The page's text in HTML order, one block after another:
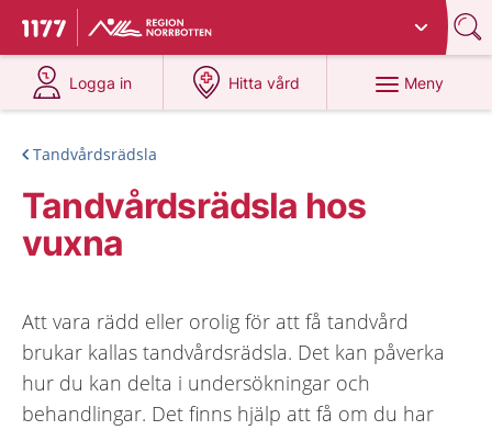
Till startsidan för 1177
Du har valt region
Logga in
på 1177.se
Hitta vård
på 1177.se
Meny
Tandvårdsrädsla
Tandvårdsrädsla hos
vuxna
Att vara rädd eller orolig för att få tandvård
brukar kallas tandvårdsrädsla. Det kan påverka
hur du kan delta i undersökningar och
behandlingar. Det finns hjälp att få om du har